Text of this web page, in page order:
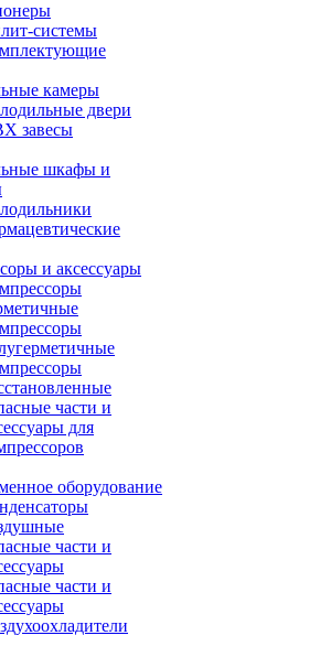
системы
камеры
двери
завесы
шкафы и
и аксессуары
части и
для
оборудование
части и
части и